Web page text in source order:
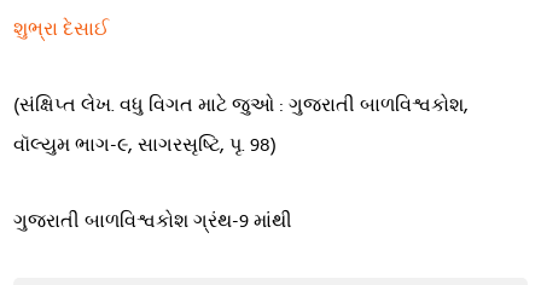
શુભ્રા દેસાઈ
(સંક્ષિપ્ત લેખ. વધુ વિગત માટે જુઓ : ગુજરાતી બાળવિશ્વકોશ,
વૉલ્યુમ ભાગ-૯, સાગરસૃષ્ટિ, પૃ. 98)
ગુજરાતી બાળવિશ્વકોશ ગ્રંથ-9 માંથી